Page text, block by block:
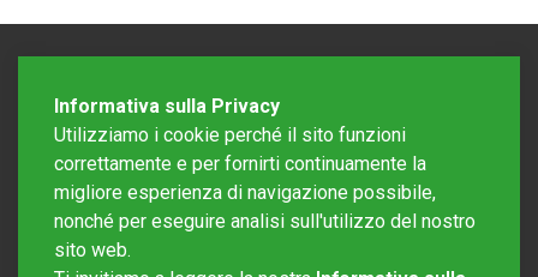
Informativa sulla Privacy
Utilizziamo i cookie perché il sito funzioni
correttamente e per fornirti continuamente la
migliore esperienza di navigazione possibile,
nonché per eseguire analisi sull'utilizzo del nostro
sito web.